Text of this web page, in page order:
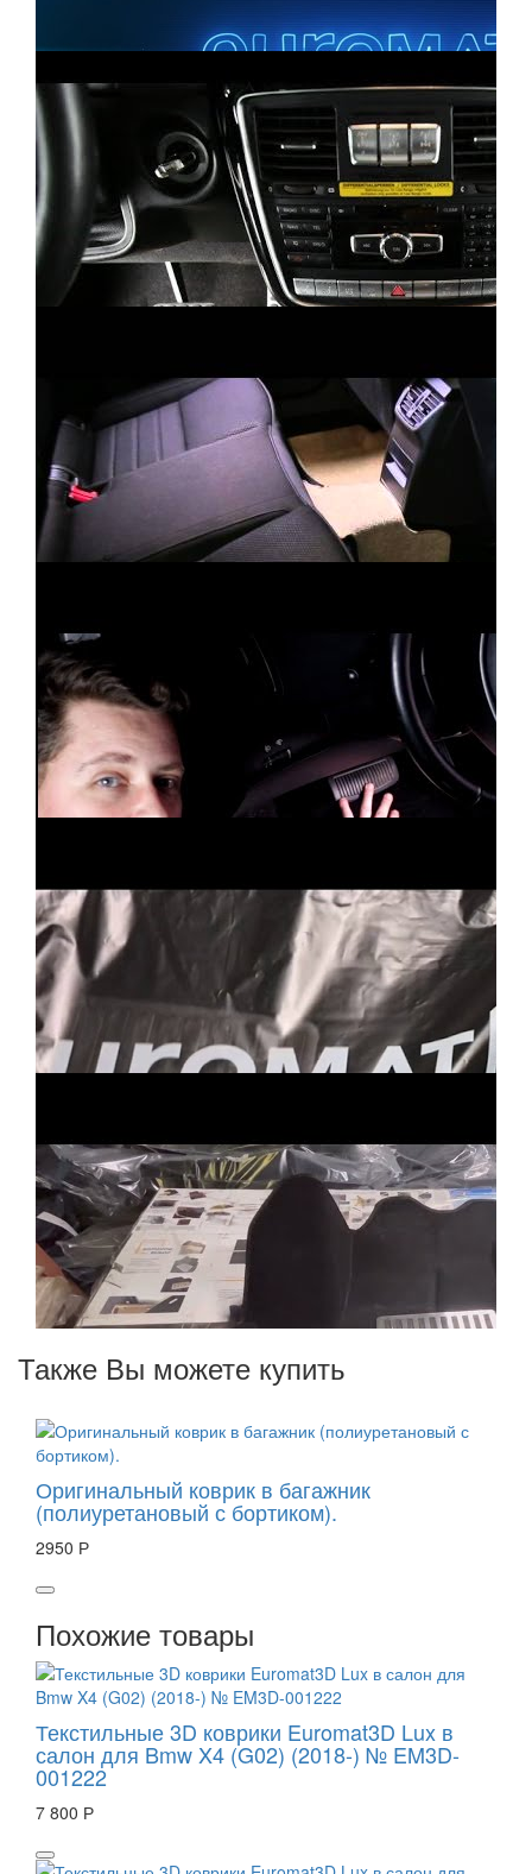
Также Вы можете купить
Оригинальный коврик в багажник
(полиуретановый с бортиком).
2950 Р
Похожие товары
Текстильные 3D коврики Euromat3D Lux в
салон для Bmw X4 (G02) (2018-) № EM3D-
001222
7 800 Р